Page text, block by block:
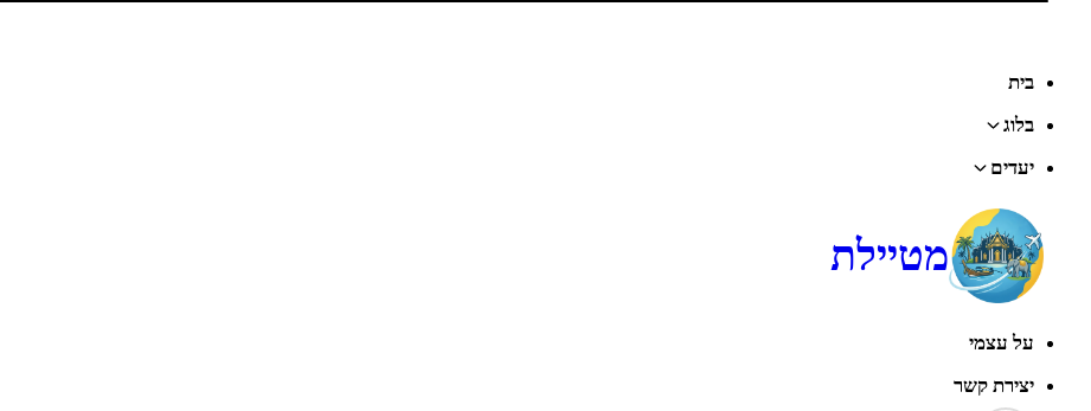
בית
בלוג
יעדים
מטיילת
על עצמי
יצירת קשר